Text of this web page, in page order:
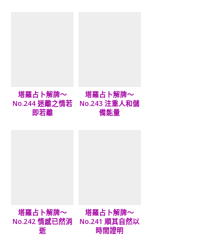
塔羅占卜解牌～
No.244 迷離之情若
即若離
塔羅占卜解牌～
No.243 注重人和儲
備能量
塔羅占卜解牌～
No.242 情感已然消
逝
塔羅占卜解牌～
No.241 順其自然以
時間證明